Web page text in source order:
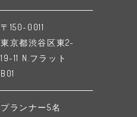
〒150-0011
東京都渋谷区東2-
19-11 N.フラット
B01
プランナー5名